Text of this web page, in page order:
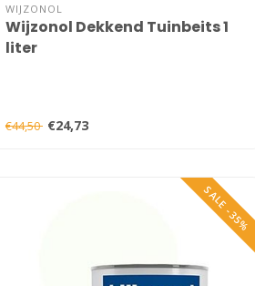
WIJZONOL
Wijzonol Dekkend Tuinbeits 1
liter
€44,50 €24,73
SALE -35%